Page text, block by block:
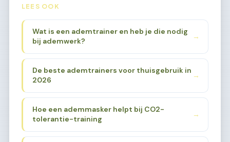
LEES OOK
Wat is een ademtrainer en heb je die nodig
bij ademwerk?
→
De beste ademtrainers voor thuisgebruik in
2026
→
Hoe een ademmasker helpt bij CO2-
tolerantie-training
→